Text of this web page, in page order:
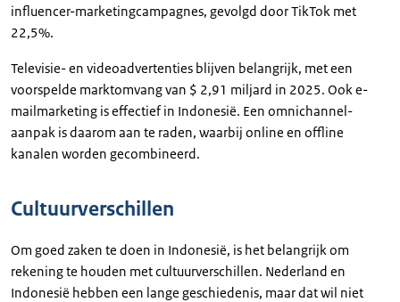
influencer-marketingcampagnes, gevolgd door TikTok met
22,5%.
Televisie- en videoadvertenties blijven belangrijk, met een
voorspelde marktomvang van $ 2,91 miljard in 2025. Ook e-
mailmarketing is effectief in Indonesië. Een omnichannel-
aanpak is daarom aan te raden, waarbij online en offline
kanalen worden gecombineerd.
Cultuurverschillen
Om goed zaken te doen in Indonesië, is het belangrijk om
rekening te houden met cultuurverschillen. Nederland en
Indonesië hebben een lange geschiedenis, maar dat wil niet